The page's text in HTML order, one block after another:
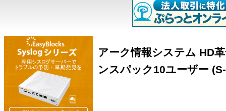
アーク情報システム HD
ンスパック10ユーザー